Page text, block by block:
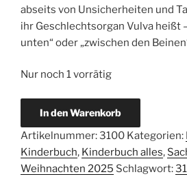
abseits von Unsicherheiten und
ihr Geschlechtsorgan Vulva heißt
unten“ oder „zwischen den
Nur noch 1 vorrätig
Schönborn-
Katharina:
Lina,
die
In den Warenkorb
Artikelnummer:3100 Kategorien:
Kinderbuch, Kinderbuch alles,
Weihnachten 2025 Schlagwort: